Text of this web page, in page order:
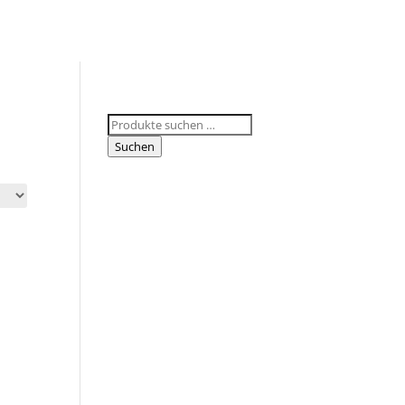
Suchen
nach:
Suchen